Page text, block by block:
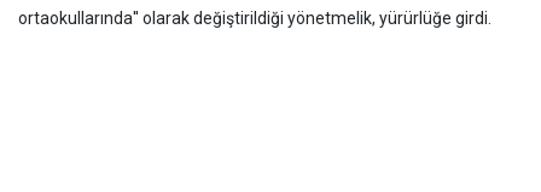
ortaokullarında'' olarak değiştirildiği yönetmelik, yürürlüğe girdi.